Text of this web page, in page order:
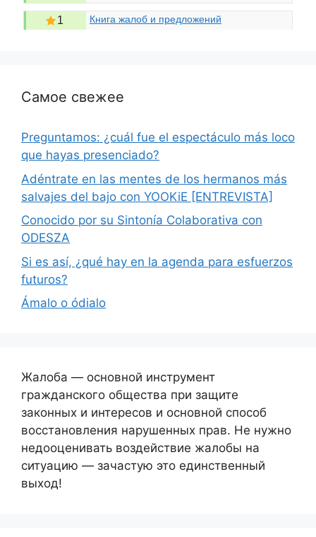
1 Книга жалоб и предложений
Самое свежее
Preguntamos: ¿cuál fue el espectáculo más loco
que hayas presenciado?
Adéntrate en las mentes de los hermanos más
salvajes del bajo con YOOKiE [ENTREVISTA]
Conocido por su Sintonía Colaborativa con
ODESZA
Si es así, ¿qué hay en la agenda para esfuerzos
futuros?
Ámalo o ódialo
Жалоба — основной инструмент
гражданского общества при защите
законных и интересов и основной способ
восстановления нарушенных прав. Не нужно
недооценивать воздействие жалобы на
ситуацию — зачастую это единственный
выход!